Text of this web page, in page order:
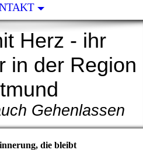
Herz - ihr
in der Region
Gehenlassen
die bleibt